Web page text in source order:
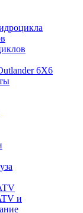
6X6
и